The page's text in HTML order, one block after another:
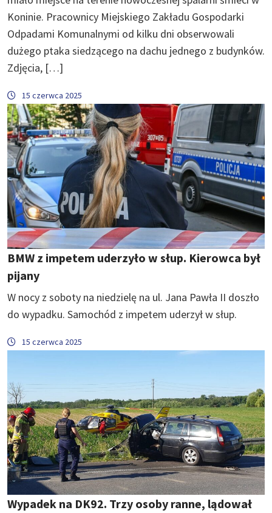
Koninie. Pracownicy Miejskiego Zakładu Gospodarki
Odpadami Komunalnymi od kilku dni obserwowali
dużego ptaka siedzącego na dachu jednego z budynków.
Zdjęcia, […]
15 czerwca 2025
BMW z impetem uderzyło w słup. Kierowca był
pijany
W nocy z soboty na niedzielę na ul. Jana Pawła II doszło
do wypadku. Samochód z impetem uderzył w słup.
15 czerwca 2025
Wypadek na DK92. Trzy osoby ranne, lądował